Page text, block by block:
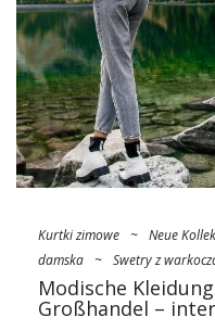
Kurtki zimowe ~ Neue
damska ~ Swetry z
Modische
Großhandel –